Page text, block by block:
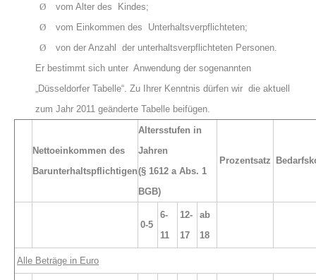
Ø
vom Alter des Kindes;
Ø
vom Einkommen des Unterhaltsverpflichteten;
Ø
von der Anzahl der unterhaltsverpflichteten Personen.
Er bestimmt sich unter Anwendung der sogenannten
„Düsseldorfer Tabelle“. Zu Ihrer Kenntnis dürfen wir die aktuell
zum Jahr 2011 geänderte Tabelle beifügen.
Nettoeinkommen des
Barunterhaltspflichtigen
Altersstufen in
Jahren
(§ 1612 a Abs. 1
BGB)
Prozentsatz
0-5
6-
11
12-
17
ab
18
Alle Beträge in Euro